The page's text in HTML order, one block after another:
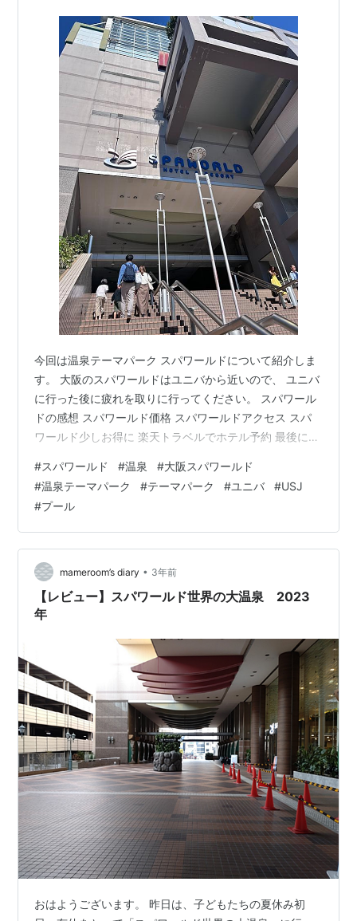
今回は温泉テーマパーク スパワールドについて紹介しま
す。 大阪のスパワールドはユニバから近いので、 ユニバ
に行った後に疲れを取りに行ってください。 スパワール
ドの感想 スパワールド価格 スパワールドアクセス スパ
ワールド少しお得に 楽天トラベルでホテル予約 最後に
さんの風呂とサウナがあって、 温泉でゆったりできて良
かったです。2時間ほどいました。 瞑想の温泉とか初め
てでした。 プールは思ったよりしょぼかったです。 流れ
るプールだけでスライダーは別料金でがっかりしまし
た。 スパワールド価格 温泉 全日 大人1500円 子供1000
円 温泉+…
#スパワールド #温泉 #大阪スパワールド
#温泉テーマパーク #テーマパーク #ユニバ #USJ
#プール
mameroom’s diary • 3年前
【レビュー】スパワールド世界の大温泉 2023
年
おはようございます。 昨日は、子どもたちの夏休み初